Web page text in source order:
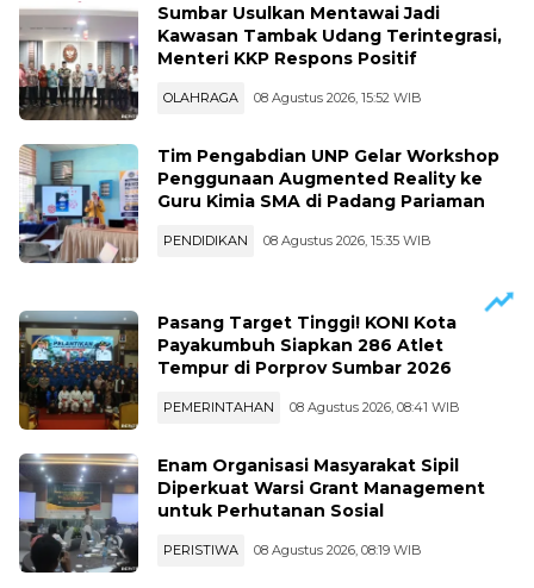
Sumbar Usulkan Mentawai Jadi
Kawasan Tambak Udang Terintegrasi,
Menteri KKP Respons Positif
OLAHRAGA 08 Agustus 2026, 15:52 WIB
Tim Pengabdian UNP Gelar Workshop
Penggunaan Augmented Reality ke
Guru Kimia SMA di Padang Pariaman
PENDIDIKAN 08 Agustus 2026, 15:35 WIB
Pasang Target Tinggi! KONI Kota
Payakumbuh Siapkan 286 Atlet
Tempur di Porprov Sumbar 2026
PEMERINTAHAN 08 Agustus 2026, 08:41 WIB
Enam Organisasi Masyarakat Sipil
Diperkuat Warsi Grant Management
untuk Perhutanan Sosial
PERISTIWA 08 Agustus 2026, 08:19 WIB